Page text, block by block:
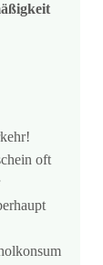
oft